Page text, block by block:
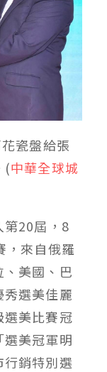
瓷盤給張
(中華全球城
第20屆，8
，來自俄羅
美國、巴
選美佳麗
美比賽冠
美冠軍明
銷特別選